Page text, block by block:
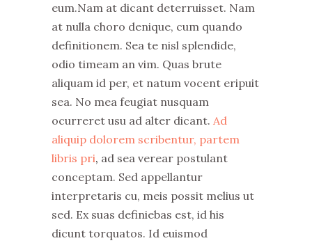
eum.Nam at dicant deterruisset. Nam
at nulla choro denique, cum quando
definitionem. Sea te nisl splendide,
odio timeam an vim. Quas brute
aliquam id per, et natum vocent eripuit
sea. No mea feugiat nusquam
ocurreret usu ad alter dicant. Ad
aliquip dolorem scribentur, partem
libris pri, ad sea verear postulant
conceptam. Sed appellantur
interpretaris cu, meis possit melius ut
sed. Ex suas definiebas est, id his
dicunt torquatos. Id euismod